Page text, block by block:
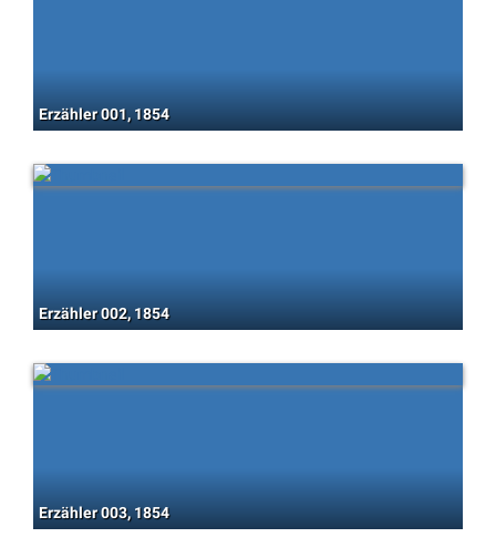
Erzähler 001, 1854
Erzähler 002, 1854
Erzähler 003, 1854